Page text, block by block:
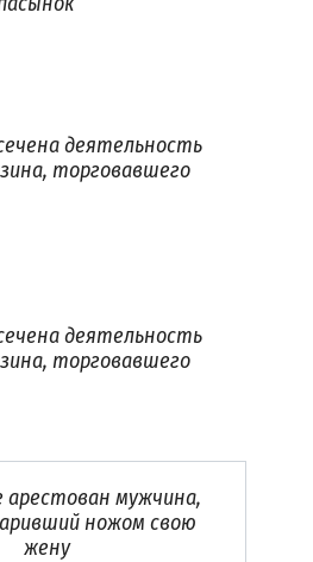
деятельность
торговавшего
деятельность
торговавшего
арестован мужчина,
ножом свою
жену